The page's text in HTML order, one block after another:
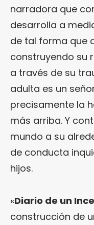
narradora que
desarrolla a
de tal forma que
construyendo su
a través de su
adulta es un
precisamente la
más arriba. Y
mundo a su
de conducta
hijos.
«Diario de un
construcción de